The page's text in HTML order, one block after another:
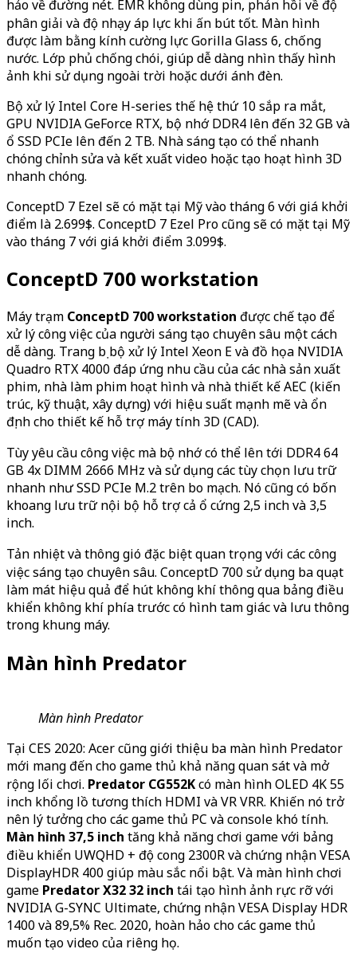
hảo về đường nét. EMR không dùng pin, phản hồi về độ
phân giải và độ nhạy áp lực khi ấn bút tốt. Màn hình
được làm bằng kính cường lực Gorilla Glass 6, chống
nước. Lớp phủ chống chói, giúp dễ dàng nhìn thấy hình
ảnh khi sử dụng ngoài trời hoặc dưới ánh đèn.
Bộ xử lý Intel Core H-series thế hệ thứ 10 sắp ra mắt,
GPU NVIDIA GeForce RTX, bộ nhớ DDR4 lên đến 32 GB và
ổ SSD PCIe lên đến 2 TB. Nhà sáng tạo có thể nhanh
chóng chỉnh sửa và kết xuất video hoặc tạo hoạt hình 3D
nhanh chóng.
ConceptD 7 Ezel sẽ có mặt tại Mỹ vào tháng 6 với giá khởi
điểm là 2.699$. ConceptD 7 Ezel Pro cũng sẽ có mặt tại Mỹ
vào tháng 7 với giá khởi điểm 3.099$.
ConceptD 700 workstation
Máy trạm ConceptD 700 workstation được chế tạo để
xử lý công việc của người sáng tạo chuyên sâu một cách
dễ dàng. Trang bị bộ xử lý Intel Xeon E và đồ họa NVIDIA
Quadro RTX 4000 đáp ứng nhu cầu của các nhà sản xuất
phim, nhà làm phim hoạt hình và nhà thiết kế AEC (kiến
trúc, kỹ thuật, xây dựng) với hiệu suất mạnh mẽ và ổn
định cho thiết kế hỗ trợ máy tính 3D (CAD).
Tùy yêu cầu công việc mà bộ nhớ có thể lên tới DDR4 64
GB 4x DIMM 2666 MHz và sử dụng các tùy chọn lưu trữ
nhanh như SSD PCIe M.2 trên bo mạch. Nó cũng có bốn
khoang lưu trữ nội bộ hỗ trợ cả ổ cứng 2,5 inch và 3,5
inch.
Tản nhiệt và thông gió đặc biệt quan trọng với các công
việc sáng tạo chuyên sâu. ConceptD 700 sử dụng ba quạt
làm mát hiệu quả để hút không khí thông qua bảng điều
khiển không khí phía trước có hình tam giác và lưu thông
trong khung máy.
Màn hình Predator
Màn hình Predator
Tại CES 2020: Acer cũng giới thiệu ba màn hình Predator
mới mang đến cho game thủ khả năng quan sát và mở
rộng lối chơi. Predator CG552Kcó màn hình OLED 4K 55
inch khổng lồ tương thích HDMI và VR VRR. Khiến nó trở
nên lý tưởng cho các game thủ PC và console khó tính.
Màn hình 37,5 inch tăng khả năng chơi game với bảng
điều khiển UWQHD + độ cong 2300R và chứng nhận VESA
DisplayHDR 400 giúp màu sắc nổi bật. Và màn hình chơi
game Predator X32 32 inch tái tạo hình ảnh rực rỡ với
NVIDIA G-SYNC Ultimate, chứng nhận VESA Display HDR
1400 và 89,5% Rec. 2020, hoàn hảo cho các game thủ
muốn tạo video của riêng họ.